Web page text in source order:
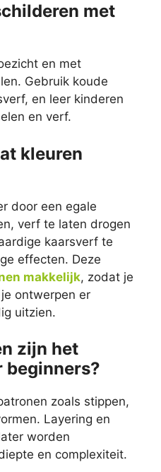
met
en met
Gebruik koude
en leer kinderen
en verf.
kleuren
door een egale
verf te laten drogen
kaarsverf te
effecten. Deze
makkelijk, zodat je
ontwerpen er
uitzien.
zijn het
beginners?
zoals stippen,
Layering en
worden
en complexiteit.